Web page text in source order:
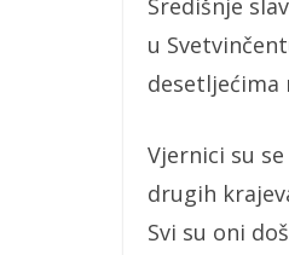
Središnje
u
desetljećima
Vjernici su
drugih
Svi su oni